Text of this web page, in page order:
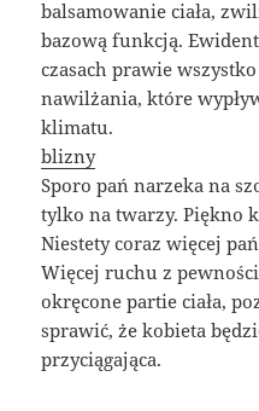
balsamowanie ciała,
bazową funkcją.
czasach prawie
nawilżania, które
klimatu.
blizny
Sporo pań narzeka na
tylko na twarzy. Piękno
Niestety coraz więcej
Więcej ruchu z
okręcone partie ciała,
sprawić, że kobieta
przyciągająca.